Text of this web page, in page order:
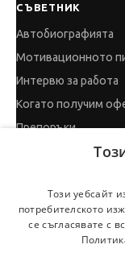
СЪВЕТНИК
Автобиографията
Мотивационното
Интервю за работа
Когато получим
Препоръки
Този уебсайт
потребителското
се съгласявате с